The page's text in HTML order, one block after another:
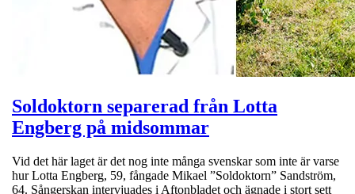
Soldoktorn separerad från Lotta
Engberg på midsommar
Vid det här laget är det nog inte många svenskar som inte är varse
hur Lotta Engberg, 59, fångade Mikael ”Soldoktorn” Sandström,
64. Sångerskan intervjuades i Aftonbladet och ägnade i stort sett